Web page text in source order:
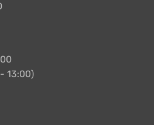
13:00)